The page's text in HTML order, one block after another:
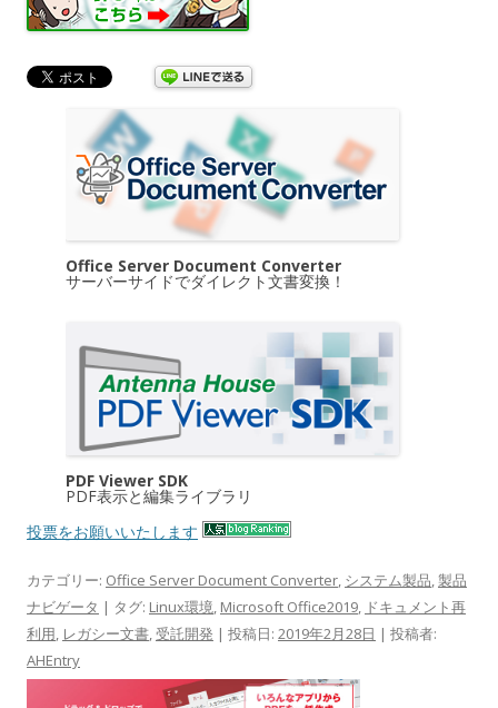
Office Server Document Converter
サーバーサイドでダイレクト文書変換！
PDF Viewer SDK
PDF表示と編集ライブラリ
投票をお願いいたします
カテゴリー: Office Server Document Converter, システム製品,製品
ナビゲータ | タグ: Linux環境, Microsoft Office2019, ドキュメント再
利用, レガシー文書,受託開発 | 投稿日: 2019年2月28日 | 投稿者:
AHEntry